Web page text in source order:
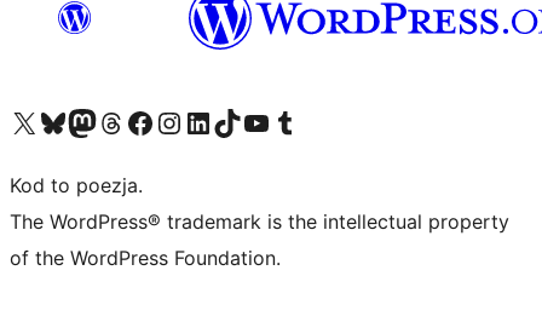
Odwiedź nasze konto X (dawniej Twitter)
Odwiedź nasze konto Bluesky
Odwiedź nasze konto na Mastodoncie
Odwiedź naszego Threadsa
Odwiedź naszego Facebooka
Odwiedź nasze konto na Instagramie
Odwiedź nasze konto na LinkedIn
Odwiedź naszego TikToka
Odwiedź nasz kanał YouTube
Odwiedź naszego Tumblra
Kod to poezja.
The WordPress® trademark is the intellectual property
of the WordPress Foundation.